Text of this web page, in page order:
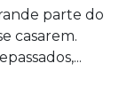
parte do
casarem.